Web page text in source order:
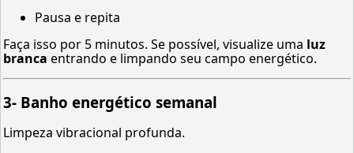
Pausa e repita
Faça isso por 5 minutos. Se possível, visualize uma luz
branca entrando e limpando seu campo energético.
3- Banho energético semanal
Limpeza vibracional profunda.